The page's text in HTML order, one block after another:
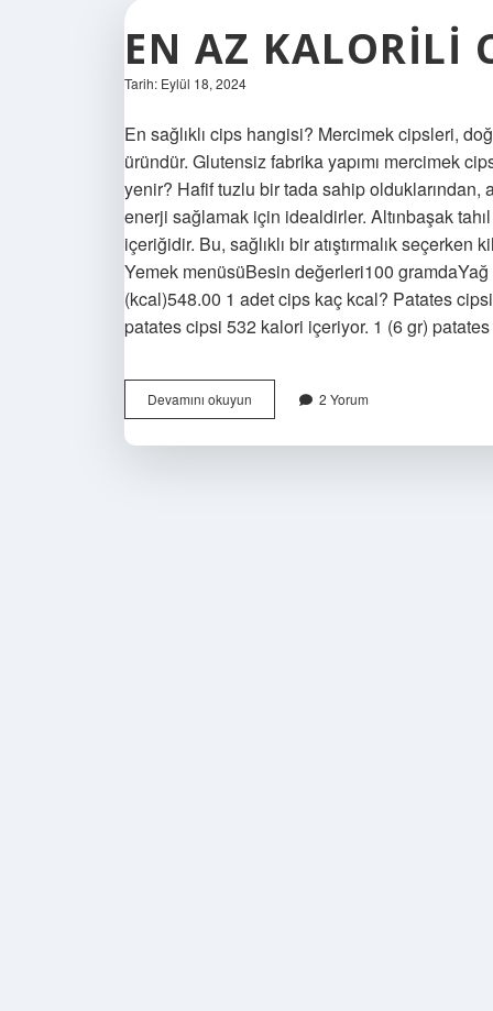
EN AZ KALORILI
Tarih: Eylül 18, 2024
En sağlıklı cips hangisi? Mercimek cipsleri,
üründür. Glutensiz fabrika yapımı mercimek
yenir? Hafif tuzlu bir tada sahip olduklarından,
enerji sağlamak için idealdirler. Altınbaşak
içeriğidir. Bu, sağlıklı bir atıştırmalık
Yemek menüsüBesin değerleri100
(kcal)548.00 1 adet cips kaç kcal? Patates
patates cipsi 532 kalori içeriyor. 1 (6 gr)
Devamını okuyun
Az
2 Yorum